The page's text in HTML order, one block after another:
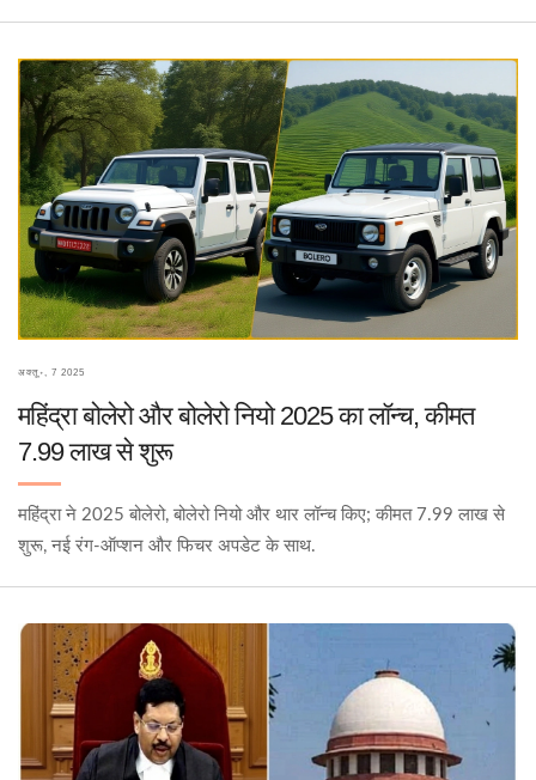
अक्तू॰, 7 2025
महिंद्रा बोलेरो और बोलेरो नियो 2025 का लॉन्च, कीमत
7.99 लाख से शुरू
महिंद्रा ने 2025 बोलेरो, बोलेरो नियो और थार लॉन्च किए; कीमत 7.99 लाख से
शुरू, नई रंग-ऑप्शन और फिचर अपडेट के साथ.